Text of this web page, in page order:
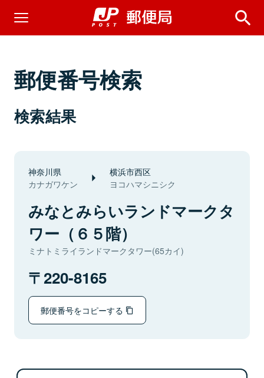
郵便番号検索
検索結果
神奈川県
カナガワケン
横浜市西区
ヨコハマシニシク
みなとみらいランドマークタ
ワー（６５階）
ミナトミライランドマークタワー(65カイ)
220-8165
郵便番号をコピーする